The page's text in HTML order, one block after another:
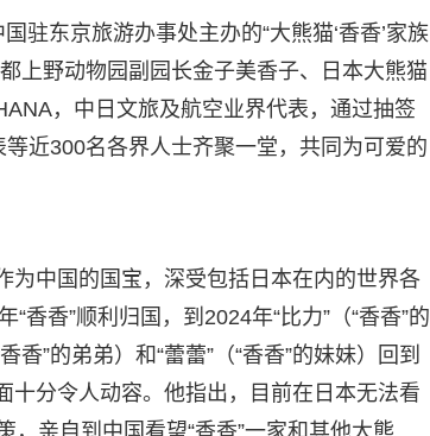
驻东京旅游办事处主办的“大熊猫‘香香’家族
上野动物园副园长金子美香子、日本大熊猫
，中日文旅及航空业界代表，通过抽签
近300名各界人士齐聚一堂，共同为可爱的
为中国的国宝，深受包括日本在内的世界各
香香”顺利归国，到2024年“比力”（“香香”的
香”的弟弟）和“蕾蕾”（“香香”的妹妹）回到
分令人动容。他指出，目前在日本无法看
亲自到中国看望“香香”一家和其他大熊